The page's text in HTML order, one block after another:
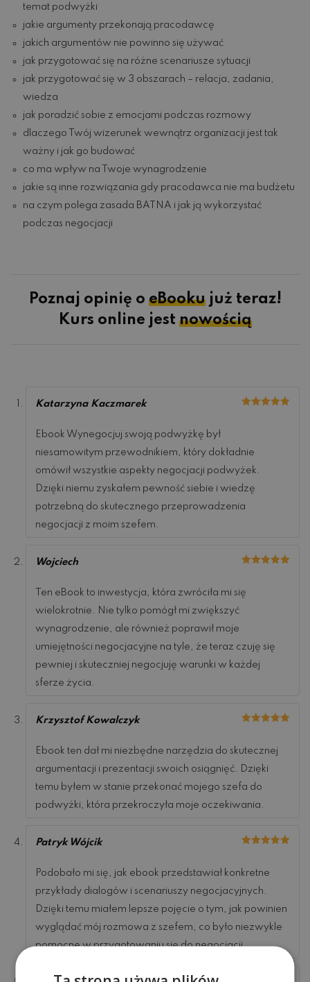
temat podwyżki
jakie argumenty przekonają pracodawcę
jakich argumentów nie powinno się używać
jak przygotować się na różne scenariusze sytuacji
jak przygotować się w 3 obszarach – relacja, zadania,
wiedza
jak poradzić sobie z emocjami podczas rozmowy
dlaczego Twój wizerunek wewnątrz organizacji jest tak
ważny i jak go budować
co ma wpływ na Twoje wynagrodzenie
jakie są inne rozwiązania gdy pracodawca nie ma budżetu
na czym polega zasada BATNA i jak ją wykorzystać
podczas negocjacji
Poznaj opinię o eBookujuż teraz!
Kurs online jest nowością
Katarzyna Kaczmarek
Ebook Wynegocjuj swoją podwyżkę był
niesamowitym przewodnikiem, który dokładnie
omówił wszystkie aspekty negocjacji podwyżek.
Dzięki niemu zyskałem pewność siebie i wiedzę
potrzebną do skutecznego przeprowadzenia
negocjacji z moim szefem.
Wojciech
Ten eBook to inwestycja, która zwróciła mi się
wielokrotnie. Nie tylko pomógł mi zwiększyć
wynagrodzenie, ale również poprawił moje
umiejętności negocjacyjne na tyle, że teraz czuję się
pewniej i skuteczniej negocjuję warunki w każdej
sferze życia.
Krzysztof Kowalczyk
Ebook ten dał mi niezbędne narzędzia do skutecznej
argumentacji i prezentacji swoich osiągnięć. Dzięki
temu byłem w stanie przekonać mojego szefa do
podwyżki, która przekroczyła moje oczekiwania.
Patryk Wójcik
Podobało mi się, jak ebook przedstawiał konkretne
przykłady dialogów i scenariuszy negocjacyjnych.
Dzięki temu miałem lepsze pojęcie o tym, jak powinien
wyglądać mój rozmowa z szefem, co było niezwykle
pomocne w przygotowaniu się do negocjacji.